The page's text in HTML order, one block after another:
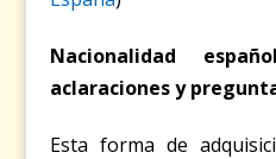
Nacionalidad
aclaraciones y
Esta forma de